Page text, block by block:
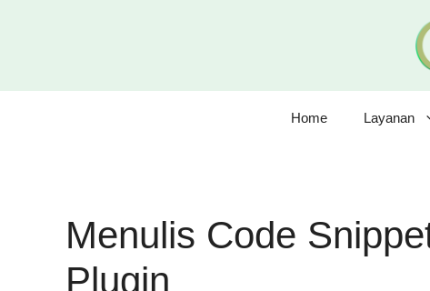
Home Layanan
Menulis Code
Plugin